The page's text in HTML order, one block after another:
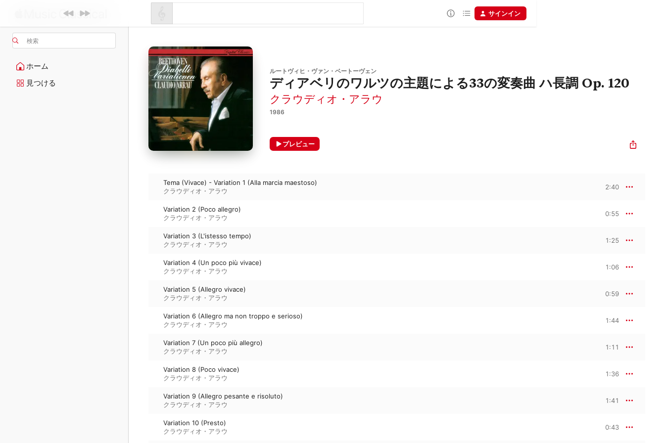
検索
ホーム
見つける
サインイン
ルートヴィヒ・ヴァン・ベートーヴェン
ディアベリのワルツの主題による33の変奏曲 ハ長調 Op. 120
クラウディオ・アラウ
1986
プレビュー
Tema (Vivace) - Variation 1 (Alla marcia maestoso)
クラウディオ・アラウ
2:40
Variation 2 (Poco allegro)
クラウディオ・アラウ
0:55
Variation 3 (L'istesso tempo)
クラウディオ・アラウ
1:25
Variation 4 (Un poco più vivace)
クラウディオ・アラウ
1:06
Variation 5 (Allegro vivace)
クラウディオ・アラウ
0:59
Variation 6 (Allegro ma non troppo e serioso)
クラウディオ・アラウ
1:44
Variation 7 (Un poco più allegro)
クラウディオ・アラウ
1:11
Variation 8 (Poco vivace)
クラウディオ・アラウ
1:36
Variation 9 (Allegro pesante e risoluto)
クラウディオ・アラウ
1:41
Variation 10 (Presto)
クラウディオ・アラウ
0:43